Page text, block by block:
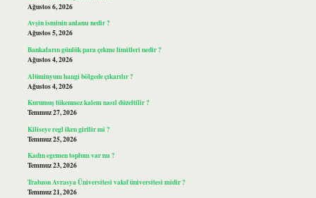
Ağustos 6, 2026
Avşin isminin anlamı nedir ?
Ağustos 5, 2026
Bankaların günlük para çekme limitleri nedir ?
Ağustos 4, 2026
Alüminyum hangi bölgede çıkarılır ?
Ağustos 4, 2026
Kurumuş tükenmez kalem nasıl düzeltilir ?
Temmuz 27, 2026
Kiliseye regl iken girilir mi ?
Temmuz 25, 2026
Kadın egemen toplum var mı ?
Temmuz 23, 2026
Trabzon Avrasya Üniversitesi vakıf üniversitesi midir ?
Temmuz 21, 2026